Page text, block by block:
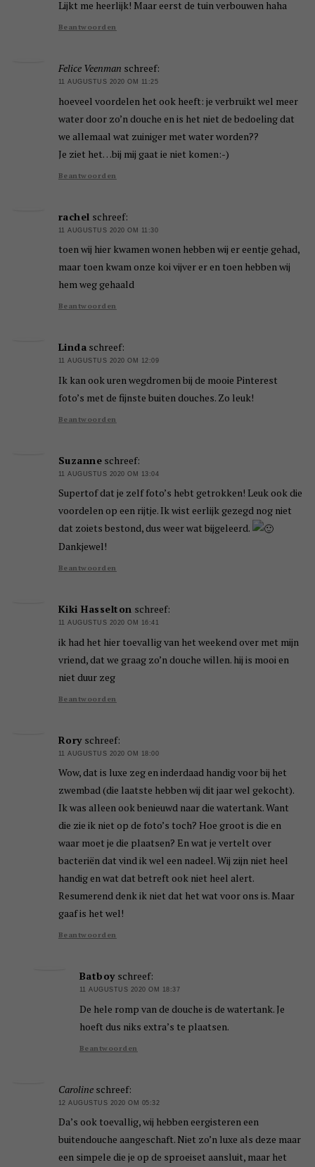
Lijkt me heerlijk! Maar eerst de tuin verbouwen haha
Beantwoorden
Felice Veenman schreef:
11 AUGUSTUS 2020 OM 11:25
hoeveel voordelen het ook heeft: je verbruikt wel meer
water door zo’n douche en is het niet de bedoeling dat
we allemaal wat zuiniger met water worden??
Je ziet het…bij mij gaat ie niet komen:-)
Beantwoorden
rachel schreef:
11 AUGUSTUS 2020 OM 11:30
toen wij hier kwamen wonen hebben wij er eentje gehad,
maar toen kwam onze koi vijver er en toen hebben wij
hem weg gehaald
Beantwoorden
Linda schreef:
11 AUGUSTUS 2020 OM 12:09
Ik kan ook uren wegdromen bij de mooie Pinterest
foto’s met de fijnste buiten douches. Zo leuk!
Beantwoorden
Suzanne schreef:
11 AUGUSTUS 2020 OM 13:04
Supertof dat je zelf foto’s hebt getrokken! Leuk ook die
voordelen op een rijtje. Ik wist eerlijk gezegd nog niet
dat zoiets bestond, dus weer wat bijgeleerd.
Dankjewel!
Beantwoorden
Kiki Hasselton schreef:
11 AUGUSTUS 2020 OM 16:41
ik had het hier toevallig van het weekend over met mijn
vriend, dat we graag zo’n douche willen. hij is mooi en
niet duur zeg
Beantwoorden
Rory schreef:
11 AUGUSTUS 2020 OM 18:00
Wow, dat is luxe zeg en inderdaad handig voor bij het
zwembad (die laatste hebben wij dit jaar wel gekocht).
Ik was alleen ook benieuwd naar die watertank. Want
die zie ik niet op de foto’s toch? Hoe groot is die en
waar moet je die plaatsen? En wat je vertelt over
bacteriën dat vind ik wel een nadeel. Wij zijn niet heel
handig en wat dat betreft ook niet heel alert.
Resumerend denk ik niet dat het wat voor ons is. Maar
gaaf is het wel!
Beantwoorden
Batboy schreef:
11 AUGUSTUS 2020 OM 18:37
De hele romp van de douche is de watertank. Je
hoeft dus niks extra’s te plaatsen.
Beantwoorden
Caroline schreef:
12 AUGUSTUS 2020 OM 05:32
Da’s ook toevallig, wij hebben eergisteren een
buitendouche aangeschaft. Niet zo’n luxe als deze maar
een simpele die je op de sproeiset aansluit, maar het